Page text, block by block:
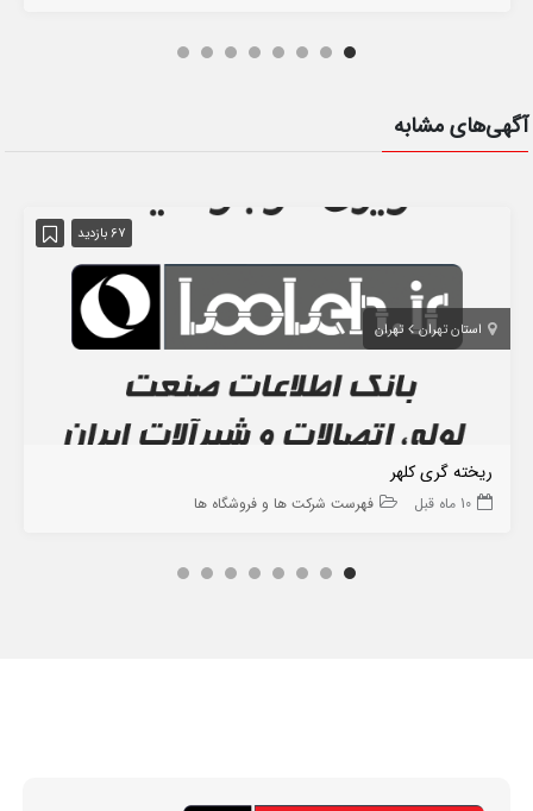
آگهی‌های مشابه
67 بازدید
استان تهران تهران
ریخته گری کلهر
10 ماه قبل فهرست شرکت ها و فروشگاه ها